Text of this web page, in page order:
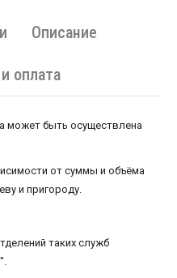
Описание
оплата
может быть осуществлена
от суммы и объёма
и пригороду.
таких служб